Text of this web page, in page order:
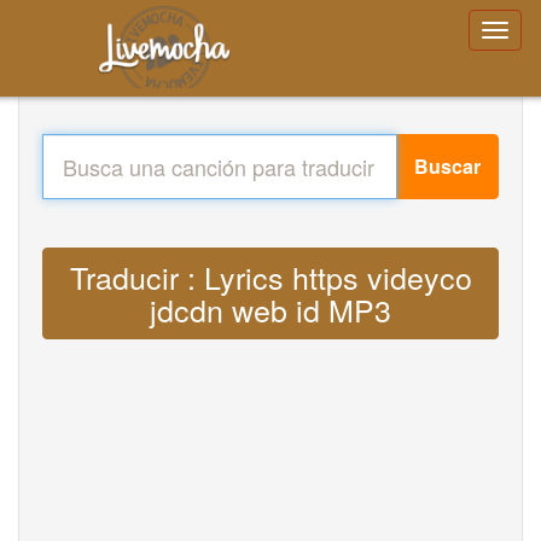
Buscar
Traducir : Lyrics https videyco
jdcdn web id MP3